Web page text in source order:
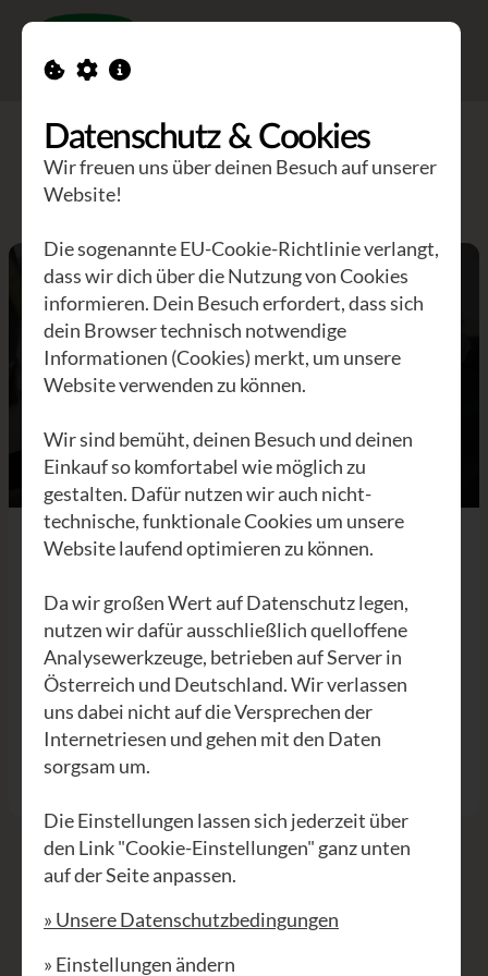
WING 2
Mit der Wing 2-Serie haben wir unsere
erste Sneaker-Serie entwickelt. Wie
gewohnt 100% fair und mit
Langlaufgarantie.
RÜCKENWIND UND
Datenschutz & Cookies
Wir freuen uns über deinen Besuch auf unserer
Website!
Die sogenannte EU-Cookie-Richtlinie verlangt,
dass wir dich über die Nutzung von Cookies
informieren. Dein Besuch erfordert, dass sich
dein Browser technisch notwendige
Informationen (Cookies) merkt, um unsere
Website verwenden zu können.
Wir sind bemüht, deinen Besuch und deinen
Einkauf so komfortabel wie möglich zu
gestalten. Dafür nutzen wir auch nicht-
technische, funktionale Cookies um unsere
Website laufend optimieren zu können.
Da wir großen Wert auf Datenschutz legen,
nutzen wir dafür ausschließlich quelloffene
Analysewerkzeuge, betrieben auf Server in
Österreich und Deutschland. Wir verlassen
uns dabei nicht auf die Versprechen der
Internetriesen und gehen mit den Daten
sorgsam um.
Die Einstellungen lassen sich jederzeit über
den Link "Cookie-Einstellungen" ganz unten
auf der Seite anpassen.
» Unsere Datenschutzbedingungen
» Einstellungen ändern